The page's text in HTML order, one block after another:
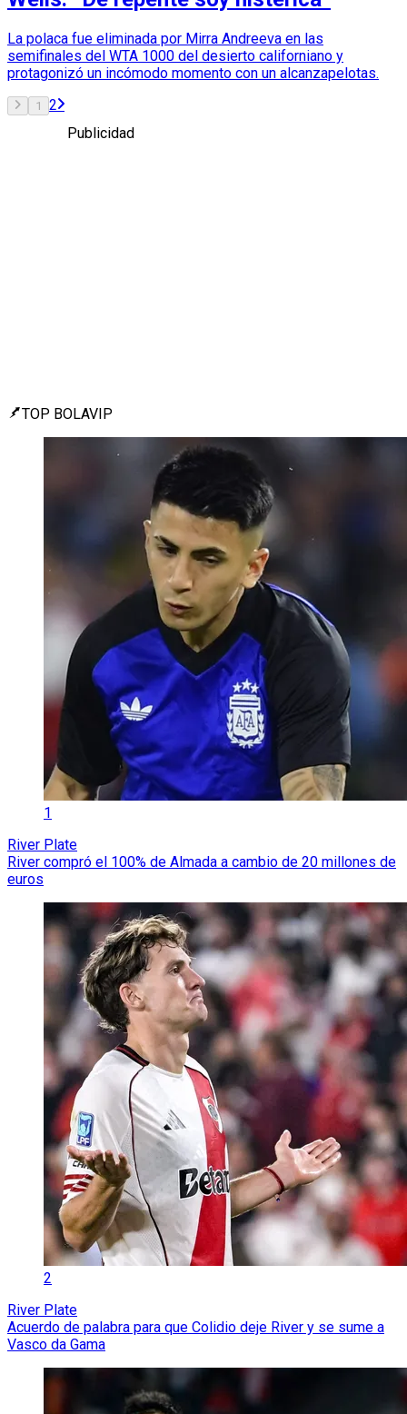
La polaca fue eliminada por Mirra Andreeva en las
semifinales del WTA 1000 del desierto californiano y
protagonizó un incómodo momento con un alcanzapelotas.
1
2
Publicidad
TOP BOLAVIP
1
River Plate
River compró el 100% de Almada a cambio de 20 millones de
euros
2
River Plate
Acuerdo de palabra para que Colidio deje River y se sume a
Vasco da Gama